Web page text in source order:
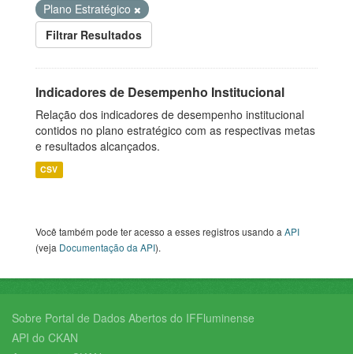
Plano Estratégico
Filtrar Resultados
Indicadores de Desempenho Institucional
Relação dos indicadores de desempenho institucional
contidos no plano estratégico com as respectivas metas
e resultados alcançados.
CSV
Você também pode ter acesso a esses registros usando aAPI
(veja Documentação da API).
Sobre Portal de Dados Abertos do IFFluminense
API do CKAN